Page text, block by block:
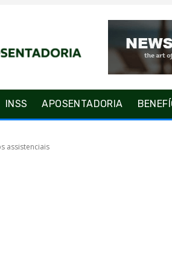
INSS APOSENTADORIA
assistenciais